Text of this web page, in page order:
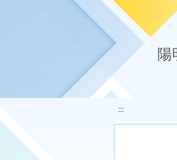
移至網頁之主要內容區位置
陽
:::